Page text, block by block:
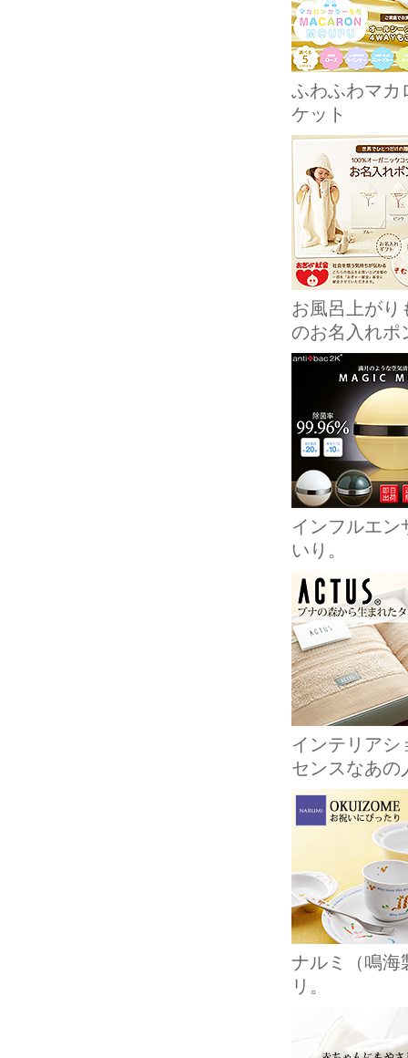
ふわふわマカ
ケット
お風呂上がり
のお名入れポ
インフルエ
いり。
インテリアシ
センスなあの
ナルミ（鳴海
リ。